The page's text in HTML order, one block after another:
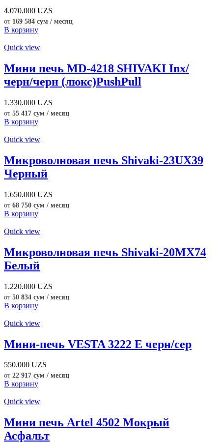
4.070.000 UZS
от 169 584 сум / месяц
В корзину
Quick view
Мини печь MD-4218 SHIVAKI Inx/
черн/черн (люкс)PushPull
1.330.000 UZS
от 55 417 сум / месяц
В корзину
Quick view
Микроволновая печь Shivaki-23UX39
Черный
1.650.000 UZS
от 68 750 сум / месяц
В корзину
Quick view
Микроволновая печь Shivaki-20MX74
Белый
1.220.000 UZS
от 50 834 сум / месяц
В корзину
Quick view
Мини-печь VESTA 3222 E черн/сер
550.000 UZS
от 22 917 сум / месяц
В корзину
Quick view
Мини печь Artel 4502 Мокрый
Асфальт